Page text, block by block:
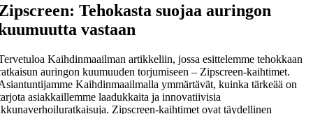
Tehokasta suojaa auringon
vastaan
Kaihdinmaailman artikkeliin, jossa esittelemme tehokkaan
auringon kuumuuden torjumiseen – Zipscreen-kaihtimet.
Kaihdinmaailmalla ymmärtävät, kuinka tärkeää on
asiakkaillemme laadukkaita ja innovatiivisia
Zipscreen-kaihtimet ovat täydellinen